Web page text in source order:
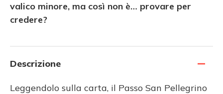
valico minore, ma così non è… provare per
credere?
Descrizione
Leggendolo sulla carta, il Passo San Pellegrino